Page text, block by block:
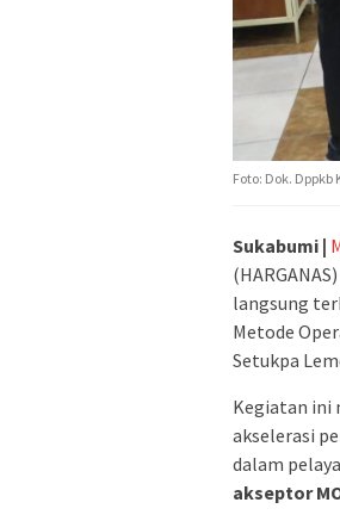
Foto: Dok.
Sukabumi |
langsung
Metode
Setukpa
Kegiatan ini
akselerasi
dalam
akseptor